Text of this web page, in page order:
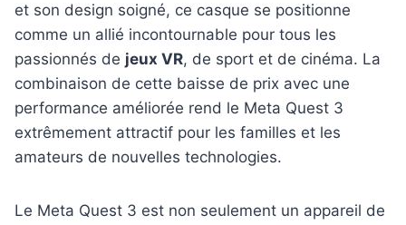
et son design soigné, ce casque se positionne
comme un allié incontournable pour tous les
passionnés de jeux VR, de sport et de cinéma. La
combinaison de cette baisse de prix avec une
performance améliorée rend le Meta Quest 3
extrêmement attractif pour les familles et les
amateurs de nouvelles technologies.
Le Meta Quest 3 est non seulement un appareil de